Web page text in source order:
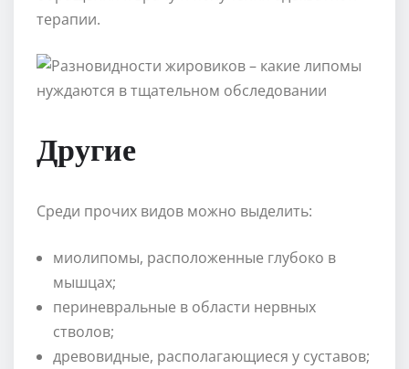
терапии.
Другие
Среди прочих видов можно выделить:
миолипомы, расположенные глубоко в
мышцах;
периневральные в области нервных
стволов;
древовидные, располагающиеся у суставов;